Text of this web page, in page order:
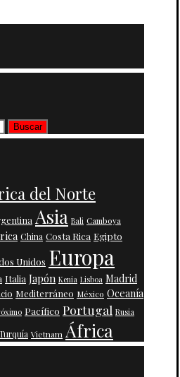
del Norte
Asia Bali Camboya
China Costa Rica Egipto
Unidos Europa
Italia Japón Kenia Lisboa Madrid
Mediterráneo México Oceanía
Pacífico Portugal Rusia
Vietnam África